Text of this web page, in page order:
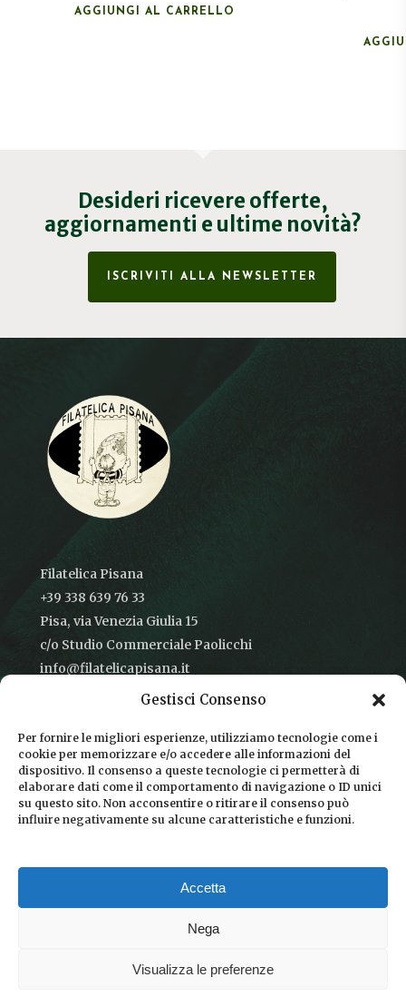
Gestisci Consenso
Per fornire le migliori esperienze, utilizziamo tecnologie come i
cookie per memorizzare e/o accedere alle informazioni del
dispositivo. Il consenso a queste tecnologie ci permetterà di
elaborare dati come il comportamento di navigazione o ID unici
su questo sito. Non acconsentire o ritirare il consenso può
influire negativamente su alcune caratteristiche e funzioni.
Accetta
Nega
Visualizza le preferenze
AGGIUNGI AL CARRELLO
Desideri ricevere offerte,
aggiornamenti e ultime novità?
ISCRIVITI ALLA NEWSLETTER
Filatelica Pisana
+39 338 639 76 33
Pisa, via Venezia Giulia 15
c/o Studio Commerciale Paolicchi
info@filatelicapisana.it
CONDIZIONI DI VENDITA
INFORMATIVA SULLA PRIVACY
COOKIE POLICY